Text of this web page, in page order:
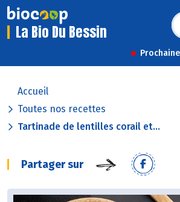
La Bio Du Bessin
Accueil
Toutes nos recettes
Tartinade de lentilles corail et...
Partager sur